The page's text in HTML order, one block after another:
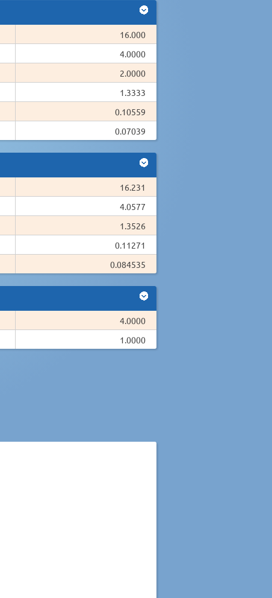
16.000
4.0000
2.0000
1.3333
0.10559
0.07039
16.231
4.0577
1.3526
0.11271
0.084535
4.0000
1.0000